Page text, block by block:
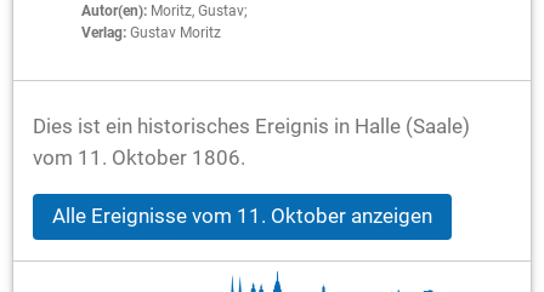
Autor(en): Moritz, Gustav;
Verlag: Gustav Moritz
Dies ist ein historisches Ereignis in Halle (Saale)
vom 11. Oktober 1806.
Alle Ereignisse vom 11. Oktober anzeigen